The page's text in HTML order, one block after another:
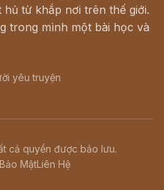
từ khắp nơi trên thế giới.
trong mình một bài học và
yêu truyện
cả quyền được bảo lưu.
Bảo MậtLiên Hệ